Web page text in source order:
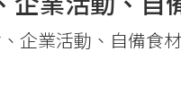
企業活動、自備食